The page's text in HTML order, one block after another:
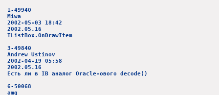
1-49940
Miwa
2002-05-03 18:42
2002.05.16
TListBox.OnDrawItem
3-49840
Andrew Ustinov
2002-04-19 05:58
2002.05.16
Есть ли в IB аналог Oracle-ового decode()
6-50068
amg